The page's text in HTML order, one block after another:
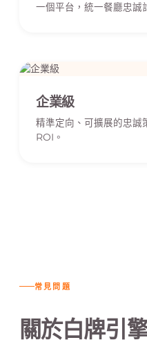
一個平台，統一餐廳忠誠
企業級
精準定向、可擴展的忠誠
ROI。
常見問題
關於白牌引